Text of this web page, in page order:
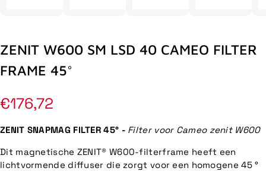
ZENIT W600 SM LSD 40 CAMEO FILTER
FRAME 45°
Normale
prijs
€176,72
ZENIT SNAPMAG FILTER 45° - Filter voor Cameo zenit W600
Dit magnetische ZENIT® W600-filterframe heeft een
lichtvormende diffuser die zorgt voor een homogene 45 °